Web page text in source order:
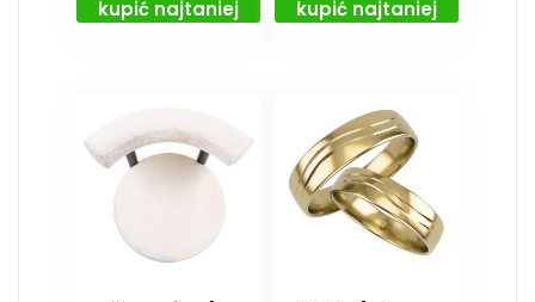
kupić najtaniej
kupić najtaniej